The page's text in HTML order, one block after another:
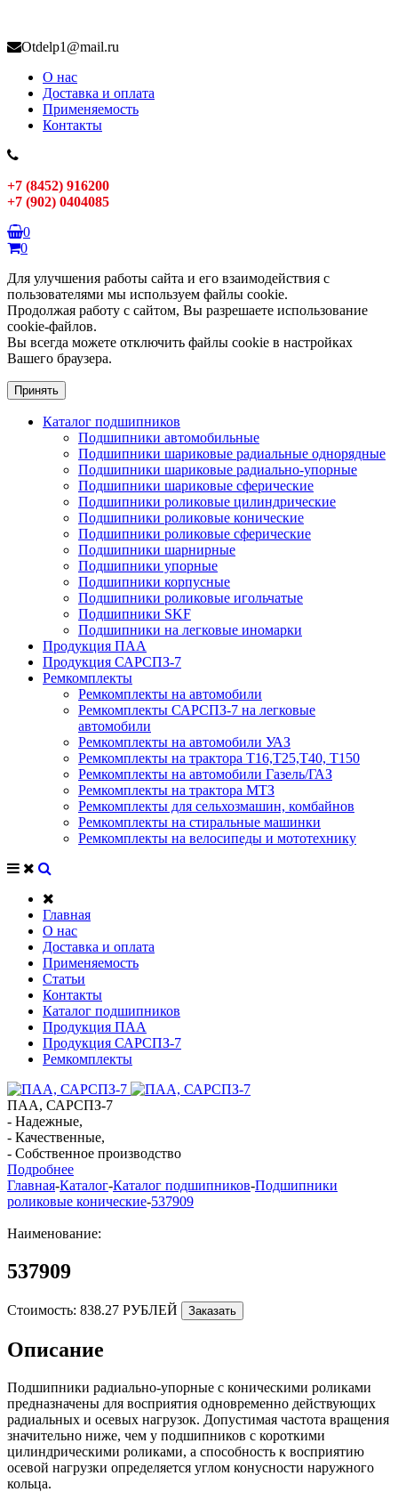
Otdelp1@mail.ru
О нас
Доставка и оплата
Применяемость
Контакты
+7 (8452) 916200
+7 (902) 0404085
0
0
Для улучшения работы сайта и его взаимодействия с
пользователями мы используем файлы cookie.
Продолжая работу с сайтом, Вы разрешаете использование
cookie-файлов.
Вы всегда можете отключить файлы cookie в настройках
Вашего браузера.
Принять
Каталог подшипников
Подшипники автомобильные
Подшипники шариковые радиальные однорядные
Подшипники шариковые радиально-упорные
Подшипники шариковые сферические
Подшипники роликовые цилиндрические
Подшипники роликовые конические
Подшипники роликовые сферические
Подшипники шарнирные
Подшипники упорные
Подшипники корпусные
Подшипники роликовые игольчатые
Подшипники SKF
Подшипники на легковые иномарки
Продукция ПАА
Продукция САРСПЗ-7
Ремкомплекты
Ремкомплекты на автомобили
Ремкомплекты САРСПЗ-7 на легковые
автомобили
Ремкомплекты на автомобили УАЗ
Ремкомплекты на трактора Т16,Т25,Т40, Т150
Ремкомплекты на автомобили Газель/ГАЗ
Ремкомплекты на трактора МТЗ
Ремкомплекты для сельхозмашин, комбайнов
Ремкомплекты на стиральные машинки
Ремкомплекты на велосипеды и мототехнику
Главная
О нас
Доставка и оплата
Применяемость
Статьи
Контакты
Каталог подшипников
Продукция ПАА
Продукция САРСПЗ-7
Ремкомплекты
ПАА, САРСПЗ-7
- Надежные,
- Качественные,
- Собственное производство
Подробнее
Главная-Каталог-Каталог подшипников-Подшипники
роликовые конические-537909
Наименование:
537909
Стоимость: 838.27 РУБЛЕЙ Заказать
Описание
Подшипники радиально-упорные с коническими роликами
предназначены для восприятия одновременно действующих
радиальных и осевых нагрузок. Допустимая частота вращения
значительно ниже, чем у подшипников с короткими
цилиндрическими роликами, а способность к восприятию
осевой нагрузки определяется углом конусности наружного
кольца.